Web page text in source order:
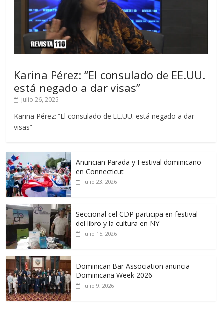
Karina Pérez: “El consulado de EE.UU.
está negado a dar visas”
julio 26, 2026
Karina Pérez: “El consulado de EE.UU. está negado a dar
visas”
Anuncian Parada y Festival dominicano
en Connecticut
julio 23, 2026
Seccional del CDP participa en festival
del libro y la cultura en NY
julio 15, 2026
Dominican Bar Association anuncia
Dominicana Week 2026
julio 9, 2026